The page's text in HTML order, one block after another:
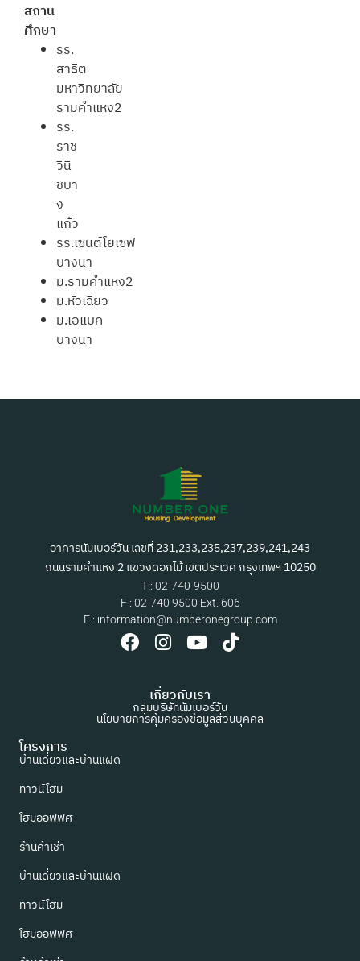
สถาน
ศึกษา
รร.
สาธิต
มหาวิทยาลัย
รามคำแหง2
รร.
ราช
วินิ
ชบา
ง
แก้ว
รร.เซนต์โยเซฟ
บางนา
ม.รามคำแหง2
ม.หัวเฉียว
ม.เอแบค
บางนา
อาคารนัมเบอร์วัน เลขที่ 231,233,235,237,239,241,243
ถนนรามคำแหง 2 แขวงดอกไม้ เขตประเวศ กรุงเทพฯ 10250
T : 02-740-9500
F : 02-740 9500 Ext. 606
E : information@numberonegroup.com
เกี่ยวกับเรา
กลุ่มบริษัทนัมเบอร์วัน
นโยบายการคุ้มครองข้อมูลส่วนบุคคล
โครงการ
บ้านเดี่ยวและบ้านแฝด
ทาวน์โฮม
โฮมออฟฟิศ
ร้านค้าเช่า
บ้านเดี่ยวและบ้านแฝด
ทาวน์โฮม
โฮมออฟฟิศ